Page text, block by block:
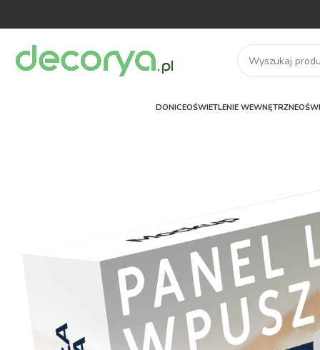
DONICEOŚWIETLENIE WEWNĘTRZNE